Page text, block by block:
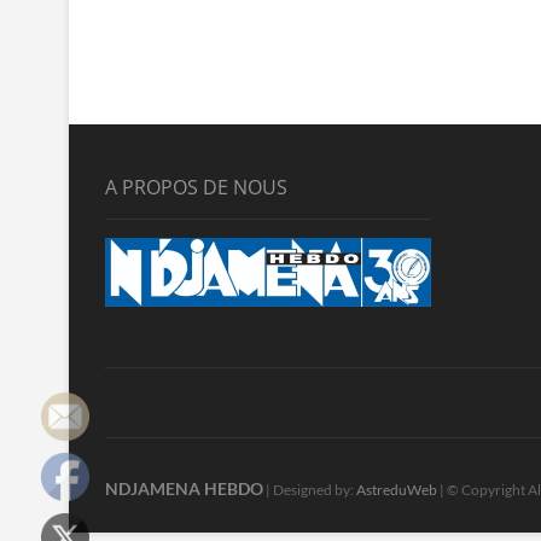
A PROPOS DE NOUS
NDJAMENA HEBDO | Designed by: AstreduWeb | © Copyright